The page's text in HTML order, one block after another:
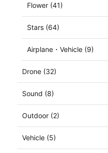
Flower (41)
Stars (64)
Airplane・Vehicle (9)
Drone (32)
Sound (8)
Outdoor (2)
Vehicle (5)